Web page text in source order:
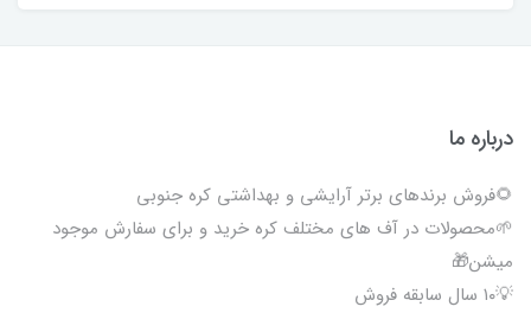
درباره ما
🌻فروش برندهای برتر آرایشی و بهداشتی کره جنوبی
🌱محصولات در آف های مختلف کره خرید و برای سفارش موجود
میشن🎁
💡۱۰ سال سابقه فروش